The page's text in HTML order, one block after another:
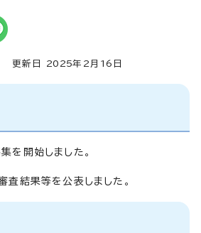
新日 2025年2月 16 日
開始しました。
結果等を公表しました。